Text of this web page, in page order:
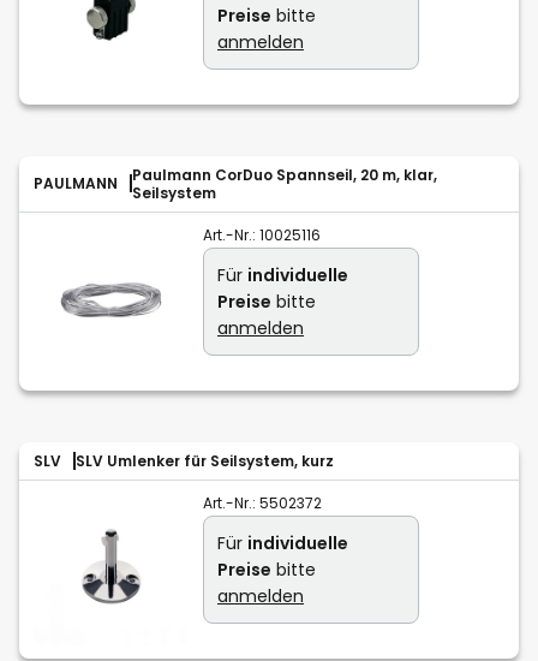
Preise bitte
anmelden
PAULMANN
Paulmann CorDuo Spannseil, 20 m, klar,
Seilsystem
Art.-Nr.: 10025116
Für individuelle
Preise bitte
anmelden
SLV SLV Umlenker für Seilsystem, kurz
Art.-Nr.: 5502372
Für individuelle
Preise bitte
anmelden